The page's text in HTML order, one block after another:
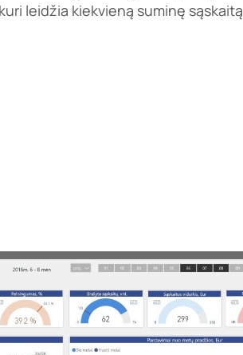
leidžia kiekvieną suminę sąskaitą